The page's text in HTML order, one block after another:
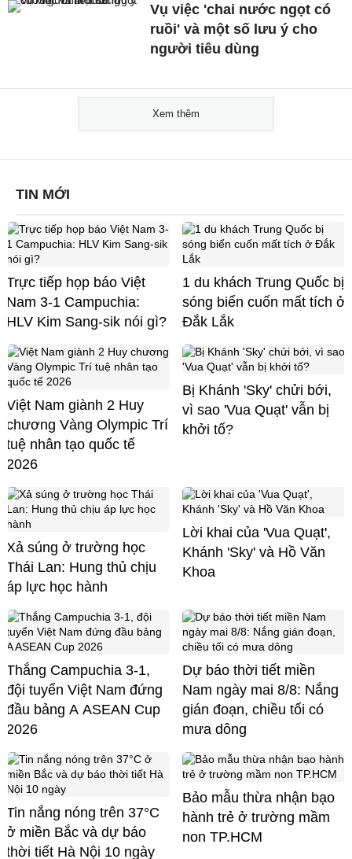
Vụ việc 'chai nước ngọt có
ruồi' và một số lưu ý cho
người tiêu dùng
Xem thêm
TIN MỚI
Trực tiếp họp báo Việt
Nam 3-1 Campuchia:
HLV Kim Sang-sik nói gì?
1 du khách Trung Quốc bị
sóng biển cuốn mất tích ở
Đắk Lắk
Việt Nam giành 2 Huy
chương Vàng Olympic Trí
tuệ nhân tạo quốc tế
2026
Bị Khánh 'Sky' chửi bới,
vì sao 'Vua Quạt' vẫn bị
khởi tố?
Xả súng ở trường học
Thái Lan: Hung thủ chịu
áp lực học hành
Lời khai của 'Vua Quạt',
Khánh 'Sky' và Hồ Văn
Khoa
Thắng Campuchia 3-1,
đội tuyển Việt Nam đứng
đầu bảng A ASEAN Cup
2026
Dự báo thời tiết miền
Nam ngày mai 8/8: Nắng
gián đoạn, chiều tối có
mưa dông
Tin nắng nóng trên 37°C
ở miền Bắc và dự báo
thời tiết Hà Nội 10 ngày
Bảo mẫu thừa nhận bạo
hành trẻ ở trường mầm
non TP.HCM